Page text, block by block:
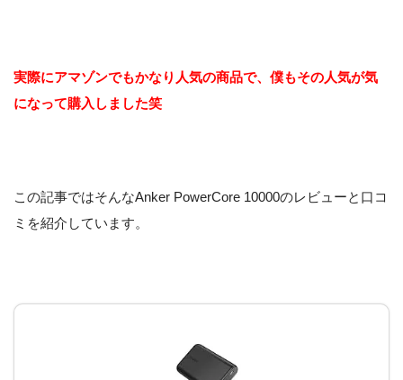
実際にアマゾンでもかなり人気の商品で、僕もその人気が気
になって購入しました笑
この記事ではそんなAnker PowerCore 10000のレビューと口コ
ミを紹介しています。